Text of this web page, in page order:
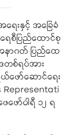
ေးနှင့် အခြေခံ
စီပြည်ထောင်စု
ာဂတ် ပြည်ထေ
တစ်ရပ်အား
ယ်ဖော်ဆောင်ရေး
ော်ဝါရီ ၁၂ ရ